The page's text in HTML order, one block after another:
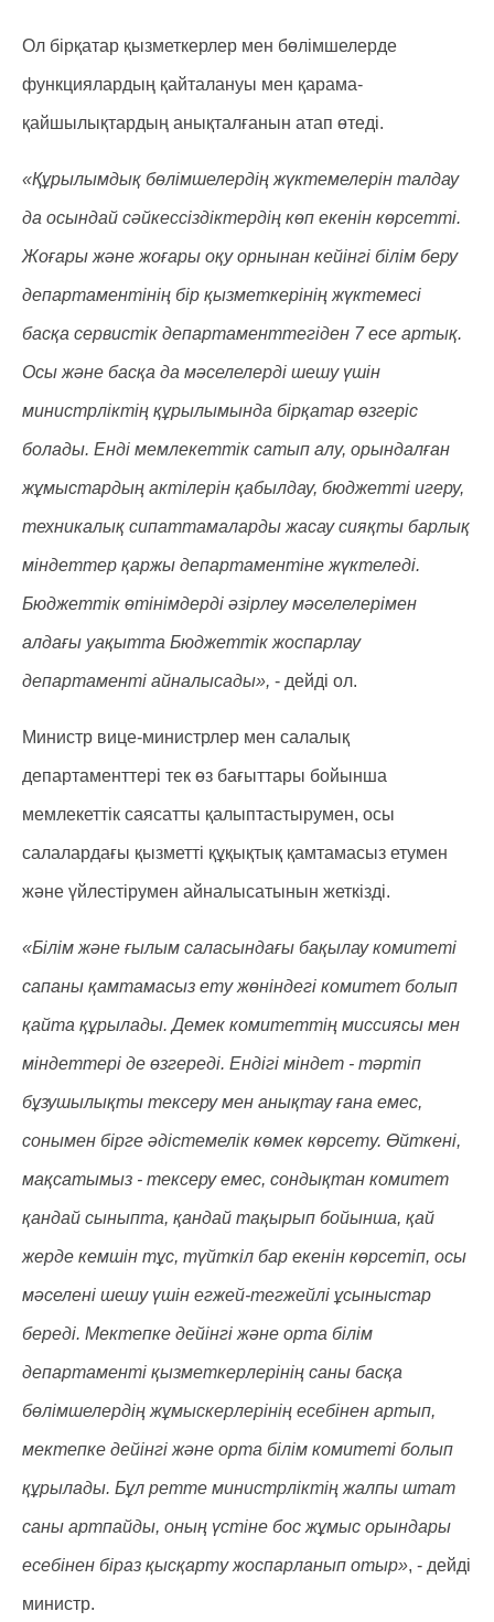
Ол бірқатар қызметкерлер мен бөлімшелерде
функциялардың қайталануы мен қарама-
қайшылықтардың анықталғанын атап өтеді.
«Құрылымдық бөлімшелердің жүктемелерін талдау
да осындай сәйкессіздіктердің көп екенін көрсетті.
Жоғары және жоғары оқу орнынан кейінгі білім беру
департаментінің бір қызметкерінің жүктемесі
басқа сервистік департаменттегіден 7 есе артық.
Осы және басқа да мәселелерді шешу үшін
министрліктің құрылымында бірқатар өзгеріс
болады. Енді мемлекеттік сатып алу, орындалған
жұмыстардың актілерін қабылдау, бюджетті игеру,
техникалық сипаттамаларды жасау сияқты барлық
міндеттер қаржы департаментіне жүктеледі.
Бюджеттік өтінімдерді әзірлеу мәселелерімен
алдағы уақытта Бюджеттік жоспарлау
департаменті айналысады», - дейді ол.
Министр вице-министрлер мен салалық
департаменттері тек өз бағыттары бойынша
мемлекеттік саясатты қалыптастырумен, осы
салалардағы қызметті құқықтық қамтамасыз етумен
және үйлестірумен айналысатынын жеткізді.
«Білім және ғылым саласындағы бақылау комитеті
сапаны қамтамасыз ету жөніндегі комитет болып
қайта құрылады. Демек комитеттің миссиясы мен
міндеттері де өзгереді. Ендігі міндет - тәртіп
бұзушылықты тексеру мен анықтау ғана емес,
сонымен бірге әдістемелік көмек көрсету. Өйткені,
мақсатымыз - тексеру емес, сондықтан комитет
қандай сыныпта, қандай тақырып бойынша, қай
жерде кемшін тұс, түйткіл бар екенін көрсетіп, осы
мәселені шешу үшін егжей-тегжейлі ұсыныстар
береді. Мектепке дейінгі және орта білім
департаменті қызметкерлерінің саны басқа
бөлімшелердің жұмыскерлерінің есебінен артып,
мектепке дейінгі және орта білім комитеті болып
құрылады. Бұл ретте министрліктің жалпы штат
саны артпайды, оның үстіне бос жұмыс орындары
есебінен біраз қысқарту жоспарланып отыр», - дейді
министр.